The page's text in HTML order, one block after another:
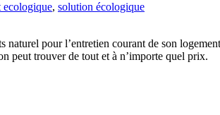
ecologique, solution écologique
pour l’entretien courant de son
peut trouver de tout et à n’importe quel prix.